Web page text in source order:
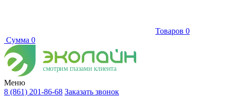
Товаров 0
Сумма 0
смотрим глазами клиента
Меню
8 (861) 201-86-68 Заказать звонок